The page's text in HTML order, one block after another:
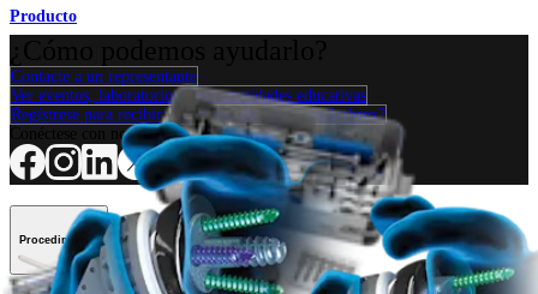
Producto
Contacte a un representante
Ver eventos, laboratorios y oportunidades educativas
Regístrese para recibir: ¿Qué hay de nuevo en Arthrex?
Conéctese con nosotros
Procedimiento